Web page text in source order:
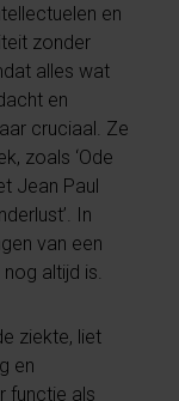
en
zonder
alles wat
en
cruciaal. Ze
zoals ‘Ode
Jean Paul
In
van een
altijd is.
ziekte, liet
en
functie als